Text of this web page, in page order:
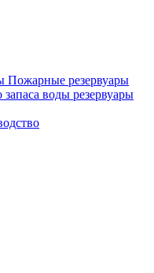
Пожарные резервуары
резервуары